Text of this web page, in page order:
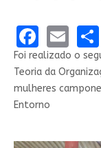
Foi realizado o
Teoria da
mulheres
Entorno